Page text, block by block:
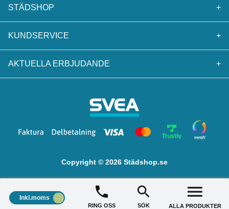
STÄDSHOP +
KUNDSERVICE +
AKTUELLA ERBJUDANDE +
Copyright © 2026 Städshop.se
Inkl.moms
RING OSS SÖK ALLA PRODUKTER